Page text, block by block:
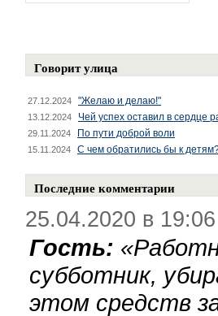
Говорит улица
27.12.2024 "Желаю и делаю!"
13.12.2024 Чей успех оставил в сердце
29.11.2024 По пути доброй воли
15.11.2024 С чем обратились бы к
Последние комментарии
25.04.2020 в 19:06
Гость: «
субботник,
этом средств